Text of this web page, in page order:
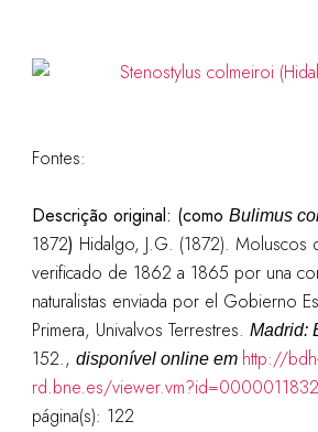
Fontes:
Descrição original: (como Bulimus
1872) Hidalgo, J.G. (1872). Moluscos
verificado de 1862 a 1865 por una
naturalistas enviada por el Gobierno
Primera, Univalvos Terrestres. Madrid:
152., disponível online em http://
rd.bne.es/
página(s): 122